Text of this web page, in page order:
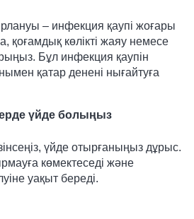
– инфекция қаупі жоғары
қоғамдық көлікті жаяу немесе
Бұл инфекция қаупін
қатар денені нығайтуға
үйде болыңыз
үйде отырғаныңыз дұрыс.
көмектеседі және
уақыт береді.